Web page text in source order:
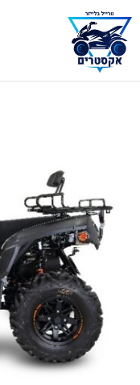
לדלג
לתוכן